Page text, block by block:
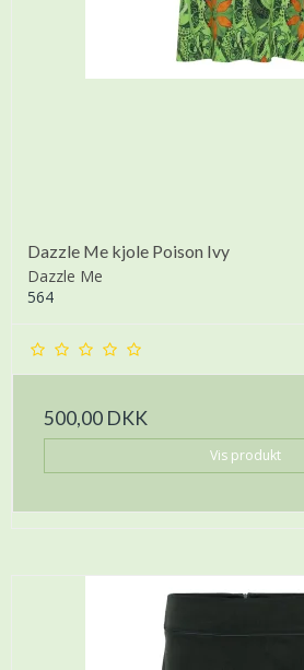
Dazzle Me kjole Poison Ivy
Dazzle Me
564
500,00 DKK
Vis produkt